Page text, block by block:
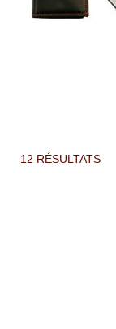
12 RÉSULTATS